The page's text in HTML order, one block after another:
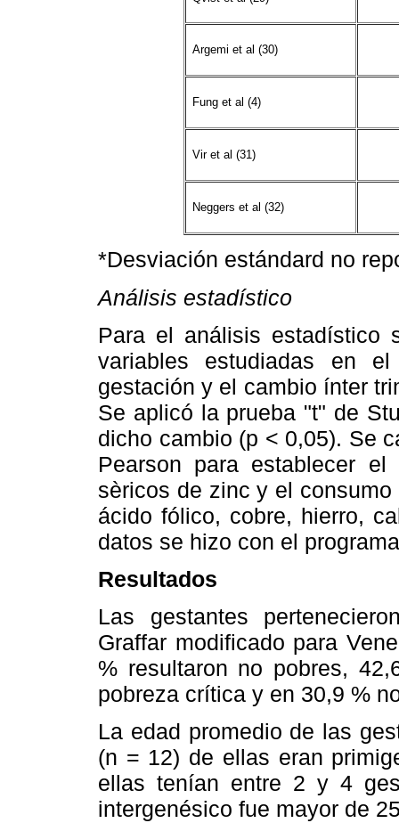
Argemi et al (30)
Fung et al (4)
Vir et al (31)
Neggers et al (32)
*Desviación estándard no
Análisis estadístico
Para el análisis estadístico
variables estudiadas en
gestación y el cambio ínter
Se aplicó la prueba "t" de
dicho cambio (p < 0,05). Se
Pearson para establecer
sèricos de zinc y el
ácido fólico, cobre, hierro,
datos se hizo con el
Resultados
Las gestantes
Graffar modificado para
% resultaron no pobres,
pobreza crítica y en 30,9 %
La edad promedio de las
(n = 12) de ellas eran
ellas tenían entre 2 y 4
intergenésico fue mayor de